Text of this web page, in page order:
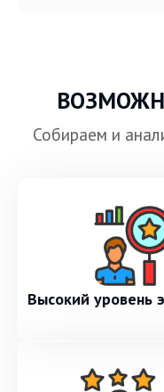
Собираем и
Высокий уровень